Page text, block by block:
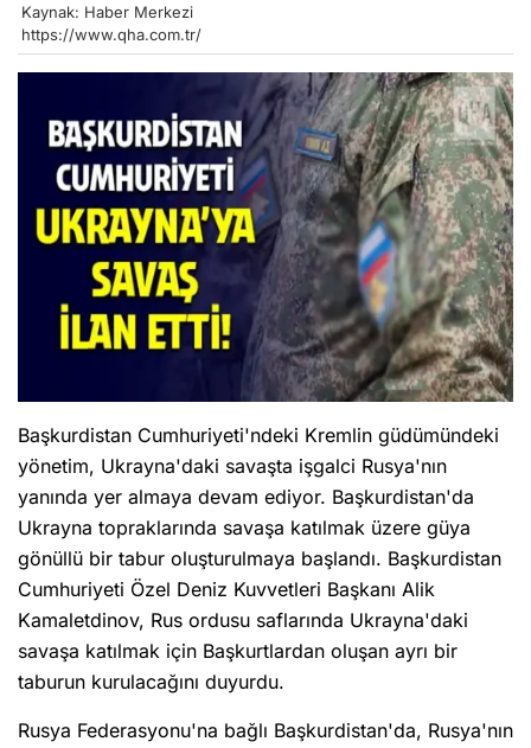
Kaynak: Haber Merkezi
https://www.qha.com.tr/
Başkurdistan Cumhuriyeti'ndeki Kremlin güdümündeki
yönetim, Ukrayna'daki savaşta işgalci Rusya'nın
yanında yer almaya devam ediyor. Başkurdistan'da
Ukrayna topraklarında savaşa katılmak üzere güya
gönüllü bir tabur oluşturulmaya başlandı. Başkurdistan
Cumhuriyeti Özel Deniz Kuvvetleri Başkanı Alik
Kamaletdinov, Rus ordusu saflarında Ukrayna'daki
savaşa katılmak için Başkurtlardan oluşan ayrı bir
taburun kurulacağını duyurdu.
Rusya Federasyonu'na bağlı Başkurdistan'da, Rusya'nın